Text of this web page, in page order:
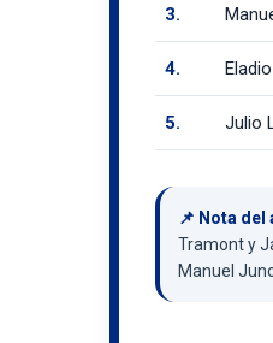
3.
4.
5. Julio
📌 Nota del
Tramont y
Manuel